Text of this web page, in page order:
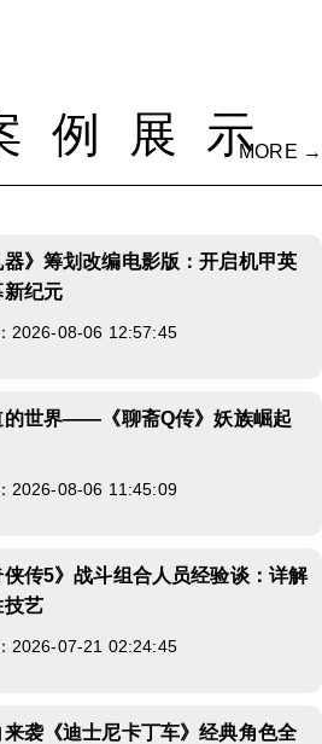
例展示
MORE →
器》筹划改编电影版：开启机甲英
纪元
2026-08-06 12:57:45
的世界——《聊斋Q传》妖族崛起
2026-08-06 11:45:09
侠传5》战斗组合人员经验谈：详解
技艺
2026-07-21 02:24:45
袭《迪士尼卡丁车》经典角色全